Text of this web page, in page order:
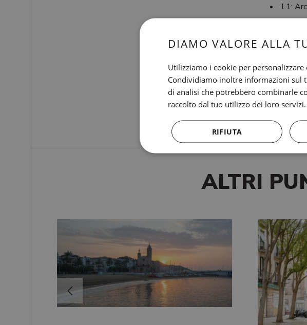
L1:
ALTRI
DIAMO VALORE ALLA
Utilizziamo i cookie per
Condividiamo inoltre informazioni sul
di analisi che potrebbero combinarle
raccolto dal tuo utilizzo dei loro servizi.
RIFIUTA